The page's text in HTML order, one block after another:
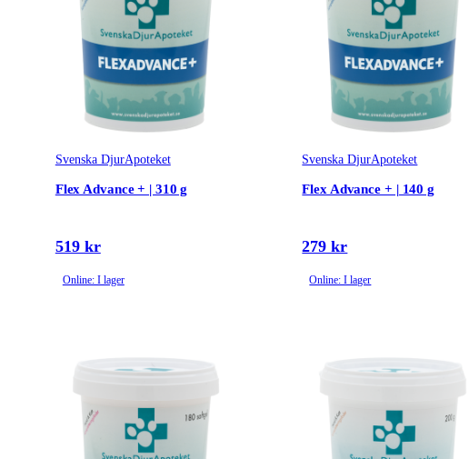
Svenska DjurApoteket
Flex Advance + | 310 g
519 kr
Online: I lager
Svenska DjurApoteket
Flex Advance + | 140 g
279 kr
Online: I lager